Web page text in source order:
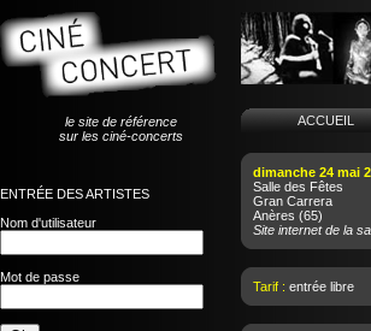
le site de référence
sur les ciné-concerts
ENTRÉE DES ARTISTES
Nom d'utilisateur
Mot de passe
ACCUEIL
dimanche 24 mai
Salle des Fêtes
Gran Carrera
Anères (65)
Site internet de la
Tarif : entrée libre